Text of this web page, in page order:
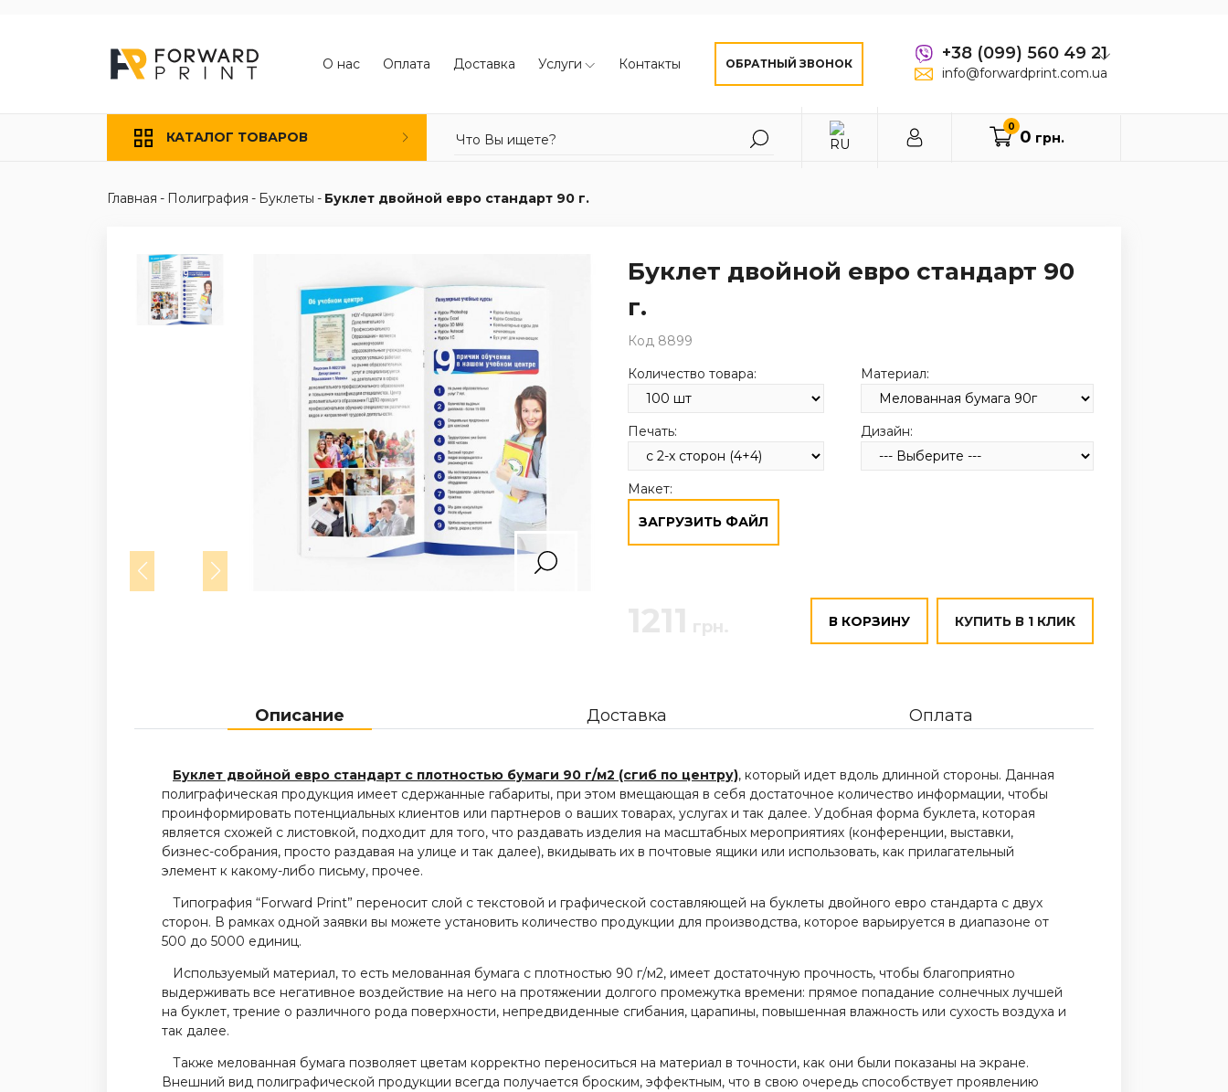
О нас Оплата Доставка Услуги Контакты ОБРАТНЫЙ ЗВОНОК
+38 (099) 560 49 21
info@forwardprint.com.ua
КАТАЛОГ ТОВАРОВ
0
0 грн.
Главная - Полиграфия - Буклеты - Буклет двойной евро стандарт 90 г.
Буклет двойной евро стандарт 90
г.
Код 8899
Количество товара:
Материал:
Печать: Дизайн:
Макет:
ЗАГРУЗИТЬ ФАЙЛ
В КОРЗИНУ КУПИТЬ В 1 КЛИК
Описание Доставка Оплата
Буклет двойной евро стандарт с плотностью бумаги 90 г/м2 (сгиб по центру), который идет вдоль длинной стороны. Данная
полиграфическая продукция имеет сдержанные габариты, при этом вмещающая в себя достаточное количество информации, чтобы
проинформировать потенциальных клиентов или партнеров о ваших товарах, услугах и так далее. Удобная форма буклета, которая
является схожей с листовкой, подходит для того, что раздавать изделия на масштабных мероприятиях (конференции, выставки,
бизнес-собрания, просто раздавая на улице и так далее), вкидывать их в почтовые ящики или использовать, как прилагательный
элемент к какому-либо письму, прочее.
Типография “Forward Print” переносит слой с текстовой и графической составляющей на буклеты двойного евро стандарта с двух
сторон. В рамках одной заявки вы можете установить количество продукции для производства, которое варьируется в диапазоне от
500 до 5000 единиц.
Используемый материал, то есть мелованная бумага с плотностью 90 г/м2, имеет достаточную прочность, чтобы благоприятно
выдерживать все негативное воздействие на него на протяжении долгого промежутка времени: прямое попадание солнечных лучшей
на буклет, трение о различного рода поверхности, непредвиденные сгибания, царапины, повышенная влажность или сухость воздуха и
так далее.
Также мелованная бумага позволяет цветам корректно переноситься на материал в точности, как они были показаны на экране.
Внешний вид полиграфической продукции всегда получается броским, эффектным, что в свою очередь способствует проявлению